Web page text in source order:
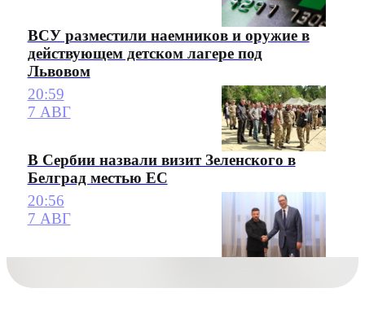
ВСУ разместили наемников и оружие в
действующем детском лагере под
Львовом
20:59
7 АВГ
В Сербии назвали визит Зеленского в
Белград местью ЕС
20:56
7 АВГ